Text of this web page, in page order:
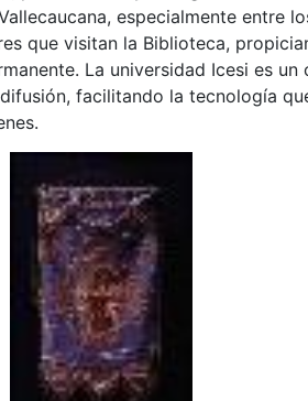
especialmente entre
que visitan la Biblioteca,
La universidad Icesi es un
facilitando la tecnología